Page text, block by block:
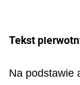
Tekst
Na podstawie